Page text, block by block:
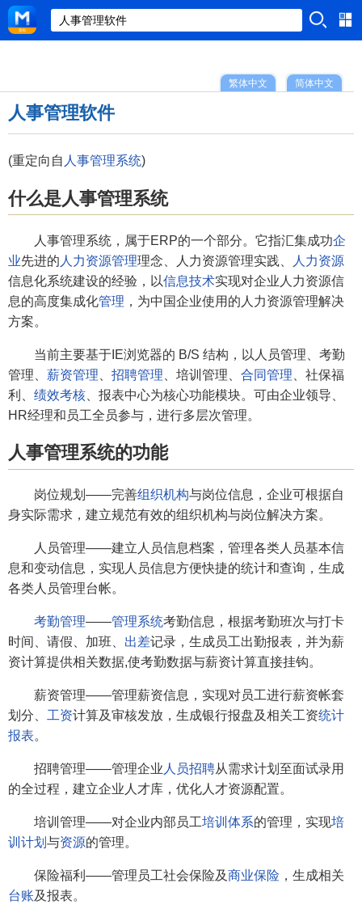
简体中文
繁体中文
人事管理软件
(重定向自 人事管理系统)
什么是人事管理系统
人事管理系统，属于ERP的一个部分。它指汇集成功企
业先进的 人力资源管理理念、人力资源管理实践、
人力资源
信息化系统建设的经验，以信息技术实现对企业人力资源信
息的高度集成化管理 ，为中国企业使用的人力资源管理解决
方案。
当前主要基于IE浏览器的 B/S 结构，以人员管理、考勤
管理、 薪资管理 招聘管理 、培训管理、 合同管理 、社保福
利、 绩效考核 、报表中心为核心功能模块。可由企业领导、
HR经理和员工全员参与，进行多层次管理。
人事管理系统的功能
岗位规划——完善组织机构与岗位信息，企业可根据自
身实际需求，建立规范有效的组织机构与岗位解决方案。
人员管理——建立人员信息档案，管理各类人员基本信
息和变动信息，实现人员信息方便快捷的统计和查询，生成
各类人员管理台帐。
考勤管理——管理系统考勤信息，根据考勤班次与打卡
时间、请假、加班、 出差记录，生成员工出勤报表，并为薪
资计算提供相关数据,使考勤数据与薪资计算直接挂钩。
薪资管理——管理薪资信息，实现对员工进行薪资帐套
划分、 工资计算及审核发放，生成银行报盘及相关工资统计
报表。
招聘管理——管理企业 人员招聘从需求计划至面试录用
的全过程，建立企业人才库，优化人才资源配置。
培训管理——对企业内部员工培训体系的管理，实现培
训计划 与资源的管理。
保险福利——管理员工社会保险及商业保险 ，生成相关
台账及报表。